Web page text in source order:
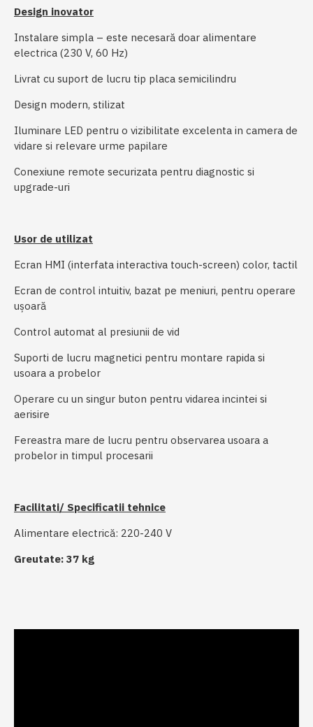
Design inovator
Instalare simpla – este necesară doar alimentare
electrica (230 V, 60 Hz)
Livrat cu suport de lucru tip placa semicilindru
Design modern, stilizat
Iluminare LED pentru o vizibilitate excelenta in camera de
vidare si relevare urme papilare
Conexiune remote securizata pentru diagnostic si
upgrade-uri
Usor de utilizat
Ecran HMI (interfata interactiva touch-screen) color, tactil
Ecran de control intuitiv, bazat pe meniuri, pentru operare
ușoară
Control automat al presiunii de vid
Suporti de lucru magnetici pentru montare rapida si
usoara a probelor
Operare cu un singur buton pentru vidarea incintei si
aerisire
Fereastra mare de lucru pentru observarea usoara a
probelor in timpul procesarii
Facilitati/ Specificatii tehnice
Alimentare electrică: 220-240 V
Greutate: 37 kg